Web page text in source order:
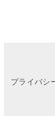
プライバシ